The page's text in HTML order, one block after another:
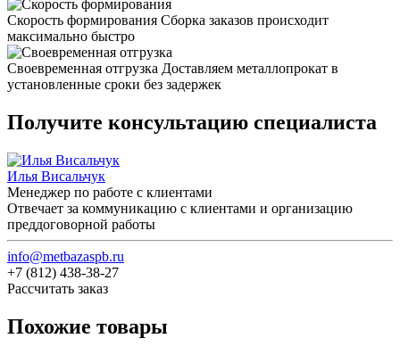
Скорость формирования Сборка заказов происходит
максимально быстро
Своевременная отгрузка Доставляем металлопрокат в
установленные сроки без задержек
Получите консультацию специалиста
Илья Висальчук
Менеджер по работе с клиентами
Отвечает за коммуникацию с клиентами и организацию
преддоговорной работы
info@metbazaspb.ru
+7 (812) 438-38-27
Рассчитать заказ
Похожие товары